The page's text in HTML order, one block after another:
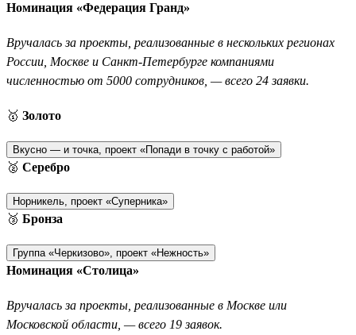
Номинация «Федерация Гранд»
Вручалась за проекты, реализованные в нескольких регионах
России, Москве и Санкт-Петербурге компаниями
численностью от 5000 сотрудников, — всего 24 заявки.
🥇 Золото
Вкусно — и точка, проект «Попади в точку с работой»
🥈 Серебро
Норникель, проект «Суперника»
🥉 Бронза
Группа «Черкизово», проект «Нежность»
Номинация «Столица»
Вручалась за проекты, реализованные в Москве или
Московской области, — всего 19 заявок.